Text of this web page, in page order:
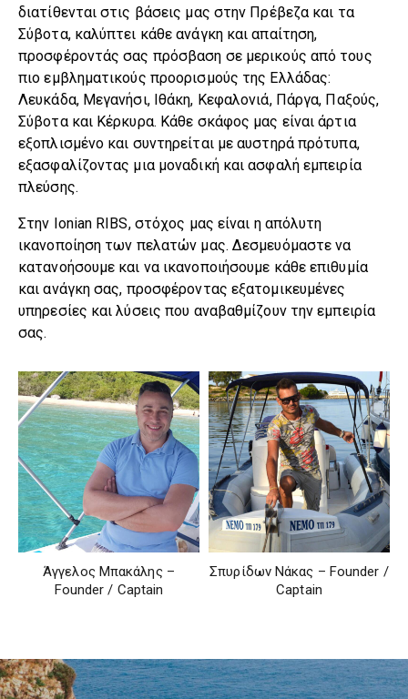
διατίθενται στις βάσεις μας στην Πρέβεζα και τα
Σύβοτα, καλύπτει κάθε ανάγκη και απαίτηση,
προσφέροντάς σας πρόσβαση σε μερικούς από τους
πιο εμβληματικούς προορισμούς της Ελλάδας:
Λευκάδα, Μεγανήσι, Ιθάκη, Κεφαλονιά, Πάργα, Παξούς,
Σύβοτα και Κέρκυρα. Κάθε σκάφος μας είναι άρτια
εξοπλισμένο και συντηρείται με αυστηρά πρότυπα,
εξασφαλίζοντας μια μοναδική και ασφαλή εμπειρία
πλεύσης.
Στην Ionian RIBS, στόχος μας είναι η απόλυτη
ικανοποίηση των πελατών μας. Δεσμευόμαστε να
κατανοήσουμε και να ικανοποιήσουμε κάθε επιθυμία
και ανάγκη σας, προσφέροντας εξατομικευμένες
υπηρεσίες και λύσεις που αναβαθμίζουν την εμπειρία
σας.
Άγγελος Μπακάλης –
Founder / Captain
Σπυρίδων Νάκας – Founder /
Captain